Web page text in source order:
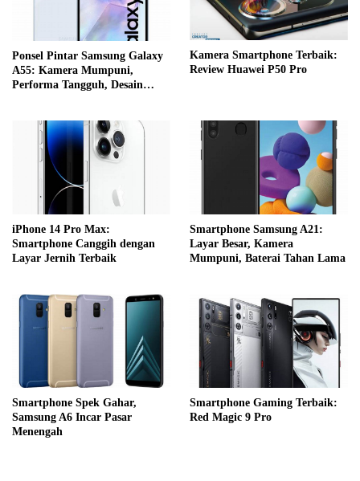
Ponsel Pintar Samsung Galaxy
A55: Kamera Mumpuni,
Performa Tangguh, Desain
Kamera Smartphone Terbaik:
Review Huawei P50 Pro
iPhone 14 Pro Max:
Smartphone Canggih dengan
Layar Jernih Terbaik
Smartphone Samsung A21:
Layar Besar, Kamera
Mumpuni, Baterai Tahan Lama
Smartphone Spek Gahar,
Samsung A6 Incar Pasar
Menengah
Smartphone Gaming Terbaik:
Red Magic 9 Pro